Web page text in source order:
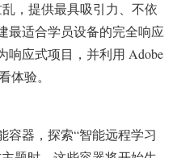
，提供最具吸引力、不依
最适合学员设备的完全响应
响应式项目，并利用 Adobe
体验。
容器，探索“智能远程学习